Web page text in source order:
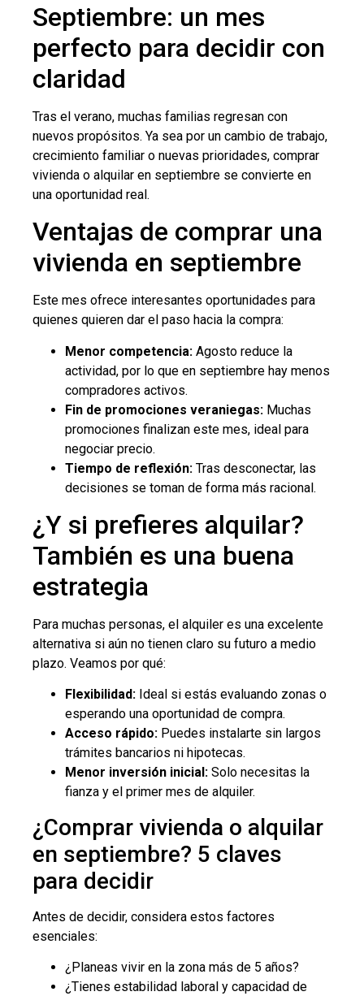
Septiembre: un mes
perfecto para decidir con
claridad
Tras el verano, muchas familias regresan con
nuevos propósitos. Ya sea por un cambio de trabajo,
crecimiento familiar o nuevas prioridades, comprar
vivienda o alquilar en septiembre se convierte en
una oportunidad real.
Ventajas de comprar una
vivienda en septiembre
Este mes ofrece interesantes oportunidades para
quienes quieren dar el paso hacia la compra:
Menor competencia: Agosto reduce la
actividad, por lo que en septiembre hay menos
compradores activos.
Fin de promociones veraniegas: Muchas
promociones finalizan este mes, ideal para
negociar precio.
Tiempo de reflexión: Tras desconectar, las
decisiones se toman de forma más racional.
¿Y si prefieres alquilar?
También es una buena
estrategia
Para muchas personas, el alquiler es una excelente
alternativa si aún no tienen claro su futuro a medio
plazo. Veamos por qué:
Flexibilidad: Ideal si estás evaluando zonas o
esperando una oportunidad de compra.
Acceso rápido: Puedes instalarte sin largos
trámites bancarios ni hipotecas.
Menor inversión inicial: Solo necesitas la
fianza y el primer mes de alquiler.
¿Comprar vivienda o alquilar
en septiembre? 5 claves
para decidir
Antes de decidir, considera estos factores
esenciales:
¿Planeas vivir en la zona más de 5 años?
¿Tienes estabilidad laboral y capacidad de